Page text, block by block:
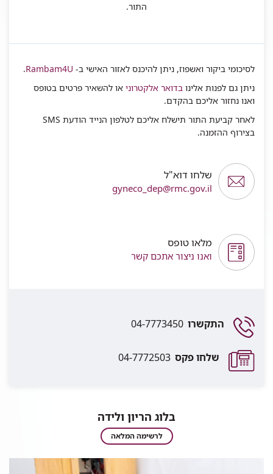
התור.
לסיכומי ביקור ואשפוז, ניתן להיכנס לאזור האישי ב- Rambam4U
.
ניתן גם לפנות אלינו בדואר אלקטרוני או להשאיר פרטים בטופס
ואנו נחזור אליכם בהקדם.
לאחר קביעת התור תישלח אליכם לטלפון הנייד הודעת SMS
בצירוף ההזמנה.
שלחו דוא"ל
gyneco_dep@rmc.gov.il
מלאו טופס
ואנו ניצור אתכם קשר
התקשרו 04-7773450
שלחו פקס 04-7772503
בלוג הריון ולידה
בלוג
הריון
ולידה
לרשימה המלאה